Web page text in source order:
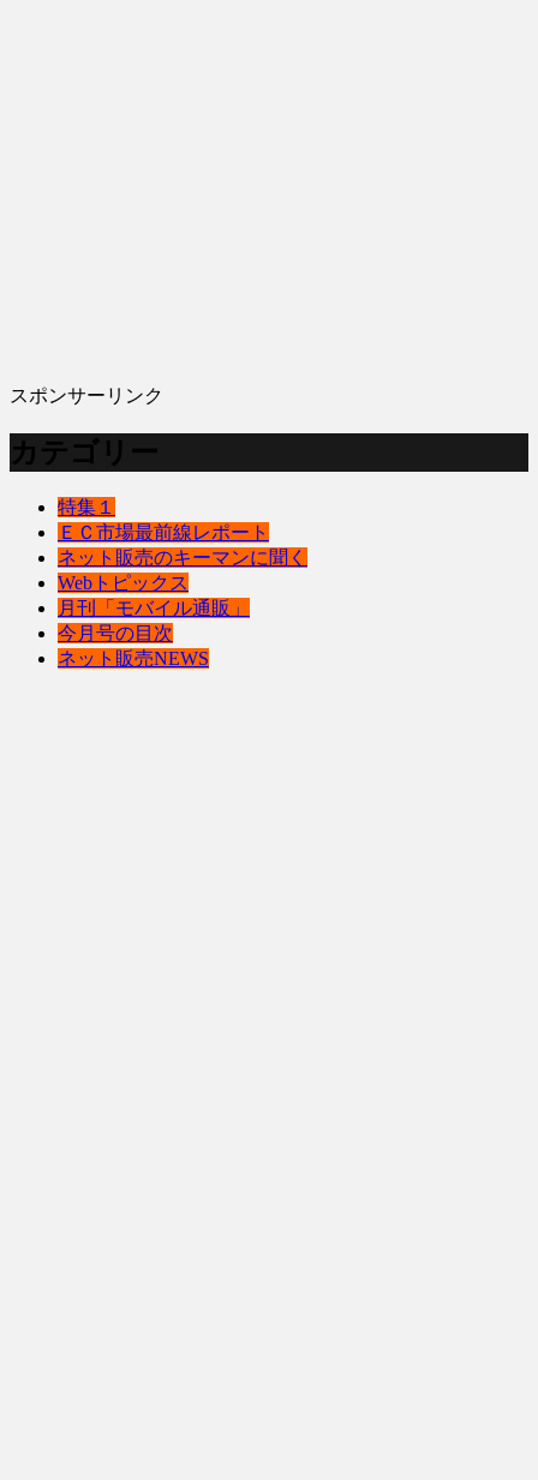
スポンサーリンク
カテゴリー
特集１
ＥＣ市場最前線レポート
ネット販売のキーマンに聞く
Webトピックス
月刊「モバイル通販」
今月号の目次
ネット販売NEWS